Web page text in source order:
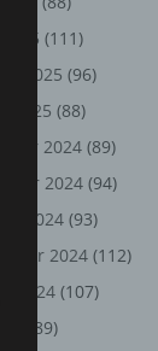
(111)
2025 (96)
2025 (88)
2024 (89)
2024 (94)
2024 (93)
2024 (112)
2024 (107)
(89)